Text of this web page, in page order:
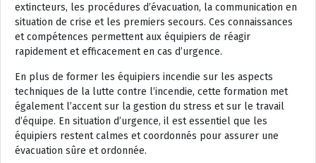
extincteurs, les procédures d’évacuation, la communication en
situation de crise et les premiers secours. Ces connaissances
et compétences permettent aux équipiers de réagir
rapidement et efficacement en cas d’urgence.
En plus de former les équipiers incendie sur les aspects
techniques de la lutte contre l’incendie, cette formation met
également l’accent sur la gestion du stress et sur le travail
d’équipe. En situation d’urgence, il est essentiel que les
équipiers restent calmes et coordonnés pour assurer une
évacuation sûre et ordonnée.